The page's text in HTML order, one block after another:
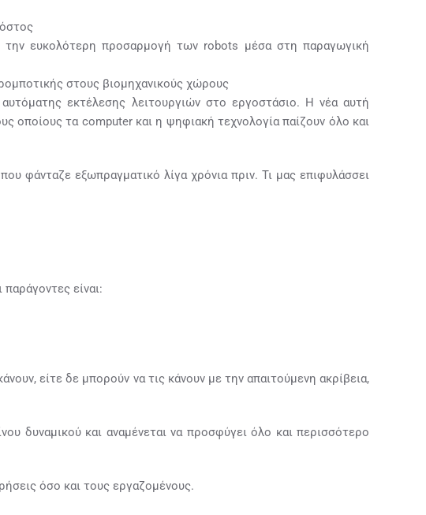
την ευκολότερη προσαρμογή των robots μέσα στη παραγωγική
στους βιομηχανικούς χώρους
εκτέλεσης λειτουργιών στο εργοστάσιο. Η νέα αυτή
τα computer και η ψηφιακή τεχνολογία παίζουν όλο και
φάνταζε εξωπραγματικό λίγα χρόνια πριν. Τι μας επιφυλάσσει
είναι:
είτε δε μπορούν να τις κάνουν με την απαιτούμενη ακρίβεια,
δυναμικού και αναμένεται να προσφύγει όλο και περισσότερο
όσο και τους εργαζομένους.